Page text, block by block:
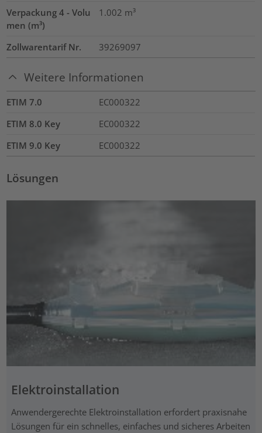
Verpackung 4 - Volu
men (m³)
1.002 m³
Zollwarentarif Nr. 39269097
Weitere Informationen
ETIM 7.0
EC000322
ETIM 8.0 Key
EC000322
ETIM 9.0 Key
EC000322
Lösungen
Elektroinstallation
Anwendergerechte Elektroinstallation erfordert praxisnahe
Lösungen für ein schnelles, einfaches und sicheres Arbeiten